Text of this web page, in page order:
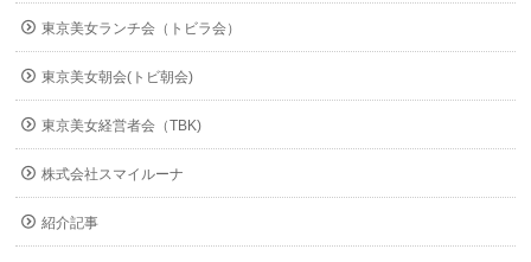
東京美女ランチ会（トビラ会）
東京美女朝会(トビ朝会)
東京美女経営者会（TBK)
株式会社スマイルーナ
紹介記事